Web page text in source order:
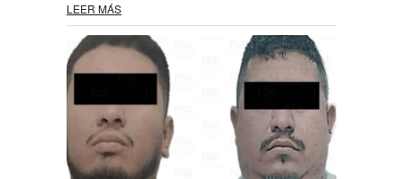
LEER MÁS